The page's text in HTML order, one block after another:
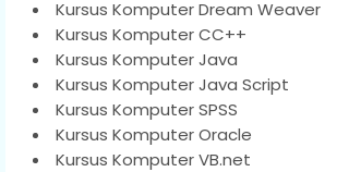
Kursus Komputer Dream Weaver
Kursus Komputer CC++
Kursus Komputer Java
Kursus Komputer Java Script
Kursus Komputer SPSS
Kursus Komputer Oracle
Kursus Komputer VB.net